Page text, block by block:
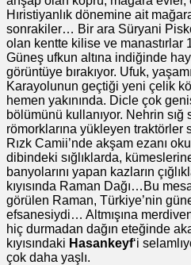
Hıristiyanlık dönemine ait
sonrakiler… Bir ara Süryani
olan kentte kilise ve manastırlar
Güneş ufkun altına indiğinde
görüntüye bırakıyor. Ufuk,
Karayolunun geçtiği yeni çelik
hemen yakınında. Dicle çok
bölümünü kullanıyor. Nehrin sığ
römorklarına yükleyen traktörler
Rızk Camii’nde akşam ezanı
dibindeki sığlıklarda,
banyolarını yapan kazların
kıyısında Raman Dağı…Bu
görülen Raman, Türkiye’nin
efsanesiydi… Altmışına
hiç durmadan dağın eteğinde
kıyısındaki Hasankeyf‘i
çok daha yaşlı.